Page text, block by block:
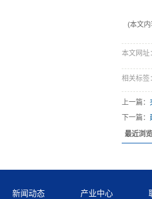
(本文
本文网址
相关标签：
上一篇：
下一篇：
最近浏览
新闻动态 产业中心